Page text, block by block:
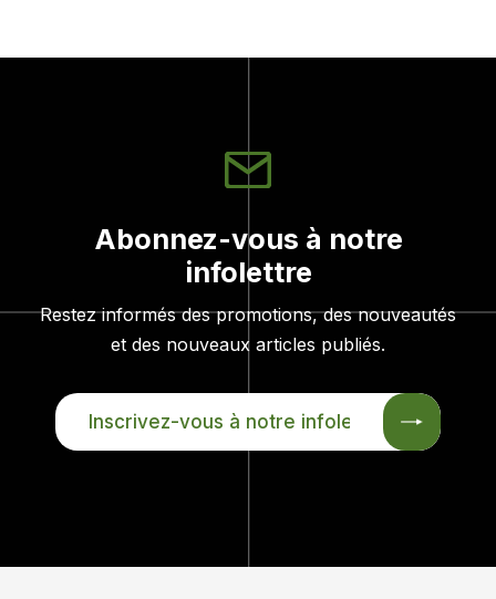
Abonnez-vous à notre
infolettre
Restez informés des promotions, des nouveautés
et des nouveaux articles publiés.
INSCRIVEZ-
VOUS